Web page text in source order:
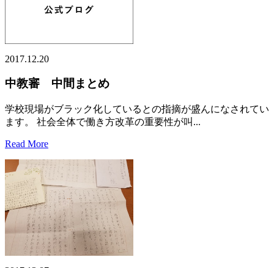
2017.12.20
中教審 中間まとめ
学校現場がブラック化しているとの指摘が盛んになされてい
ます。 社会全体で働き方改革の重要性が叫...
Read More